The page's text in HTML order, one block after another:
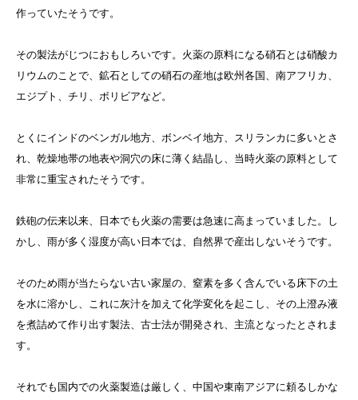
作っていたそうです。
その製法がじつにおもしろいです。火薬の原料になる硝石とは硝酸カ
リウムのことで、鉱石としての硝石の産地は欧州各国、南アフリカ、
エジプト、チリ、ボリビアなど。
とくにインドのベンガル地方、ボンベイ地方、スリランカに多いとさ
れ、乾燥地帯の地表や洞穴の床に薄く結晶し、当時火薬の原料として
非常に重宝されたそうです。
鉄砲の伝来以来、日本でも火薬の需要は急速に高まっていました。し
かし、雨が多く湿度が高い日本では、自然界で産出しないそうです。
そのため雨が当たらない古い家屋の、窒素を多く含んでいる床下の土
を水に溶かし、これに灰汁を加えて化学変化を起こし、その上澄み液
を煮詰めて作り出す製法、古士法が開発され、主流となったとされま
す。
それでも国内での火薬製造は厳しく、中国や東南アジアに頼るしかな